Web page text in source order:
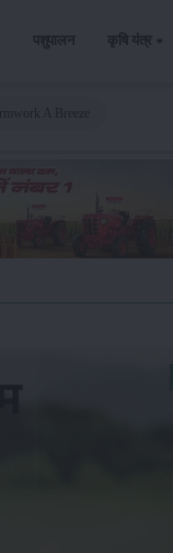
पशुपालन कृषि यंत्र